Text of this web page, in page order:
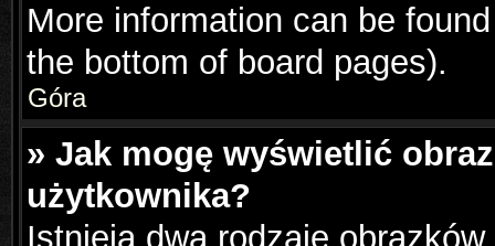
More information can be
the bottom of board pages).
Góra
» Jak mogę wyświetlić
użytkownika?
Istnieją dwa rodzaje